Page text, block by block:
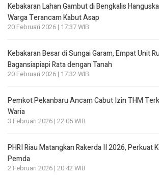
Kebakaran Lahan Gambut di Bengkalis
Warga Terancam Kabut Asap
20 Februari 2026 | 17:37 WIB
Kebakaran Besar di Sungai Garam, Empat Unit
Bagansiapiapi Rata dengan Tanah
20 Februari 2026 | 17:32 WIB
Pemkot Pekanbaru Ancam Cabut Izin THM
Waria
3 Februari 2026 | 22:05 WIB
PHRI Riau Matangkan Rakerda II 2026, Perkuat
Pemda
2 Februari 2026 | 20:42 WIB